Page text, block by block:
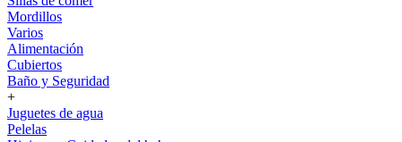
Mordillos
Varios
Alimentación
Cubiertos
Baño y Seguridad
+
Juguetes de agua
Pelelas